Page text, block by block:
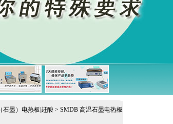
（石墨）电热板|赶酸 > SMDB 高温石墨电热板